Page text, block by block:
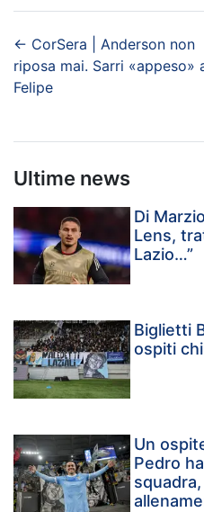
← CorSera | Anderson non
riposa mai. Sarri «appeso»
Felipe
Ultime news
Di
Lens,
Lazio…”
Biglietti
ospiti
Un
Pedro